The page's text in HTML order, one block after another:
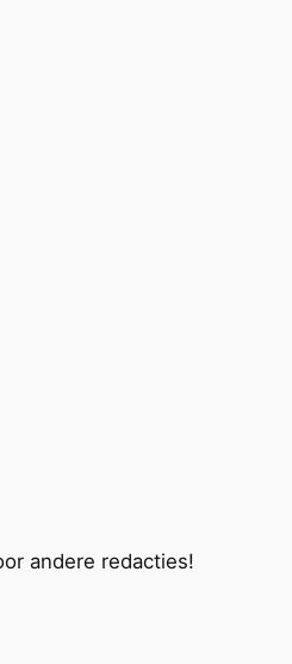
andere redacties!